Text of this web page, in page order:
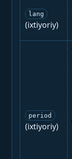
lang
(ixtiyoriy)
period
(ixtiyoriy)